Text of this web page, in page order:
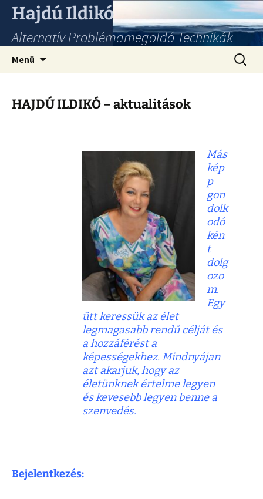
Hajdú Ildikó
Alternatív Problémamegoldó Technikák
Menü
HAJDÚ ILDIKÓ – aktualitások
Más
kép
p
gon
dolk
odó
kén
t
dolg
ozo
m.
Egy
ütt keressük az élet
legmagasabb rendű célját és
a hozzáférést a
képességekhez. Mindnyájan
azt akarjuk, hogy az
életünknek értelme legyen
és kevesebb legyen benne a
szenvedés.
Bejelentkezés: